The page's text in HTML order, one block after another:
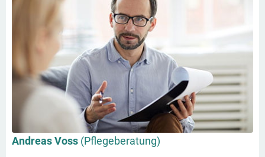
Andreas Voss (Pflegeberatung)